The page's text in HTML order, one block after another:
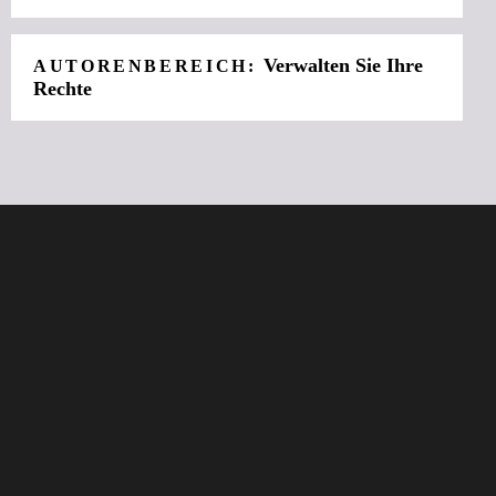
AUTORENBEREICH:Verwalten Sie Ihre
Rechte